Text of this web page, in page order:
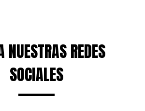
NUESTRAS REDES
SOCIALES